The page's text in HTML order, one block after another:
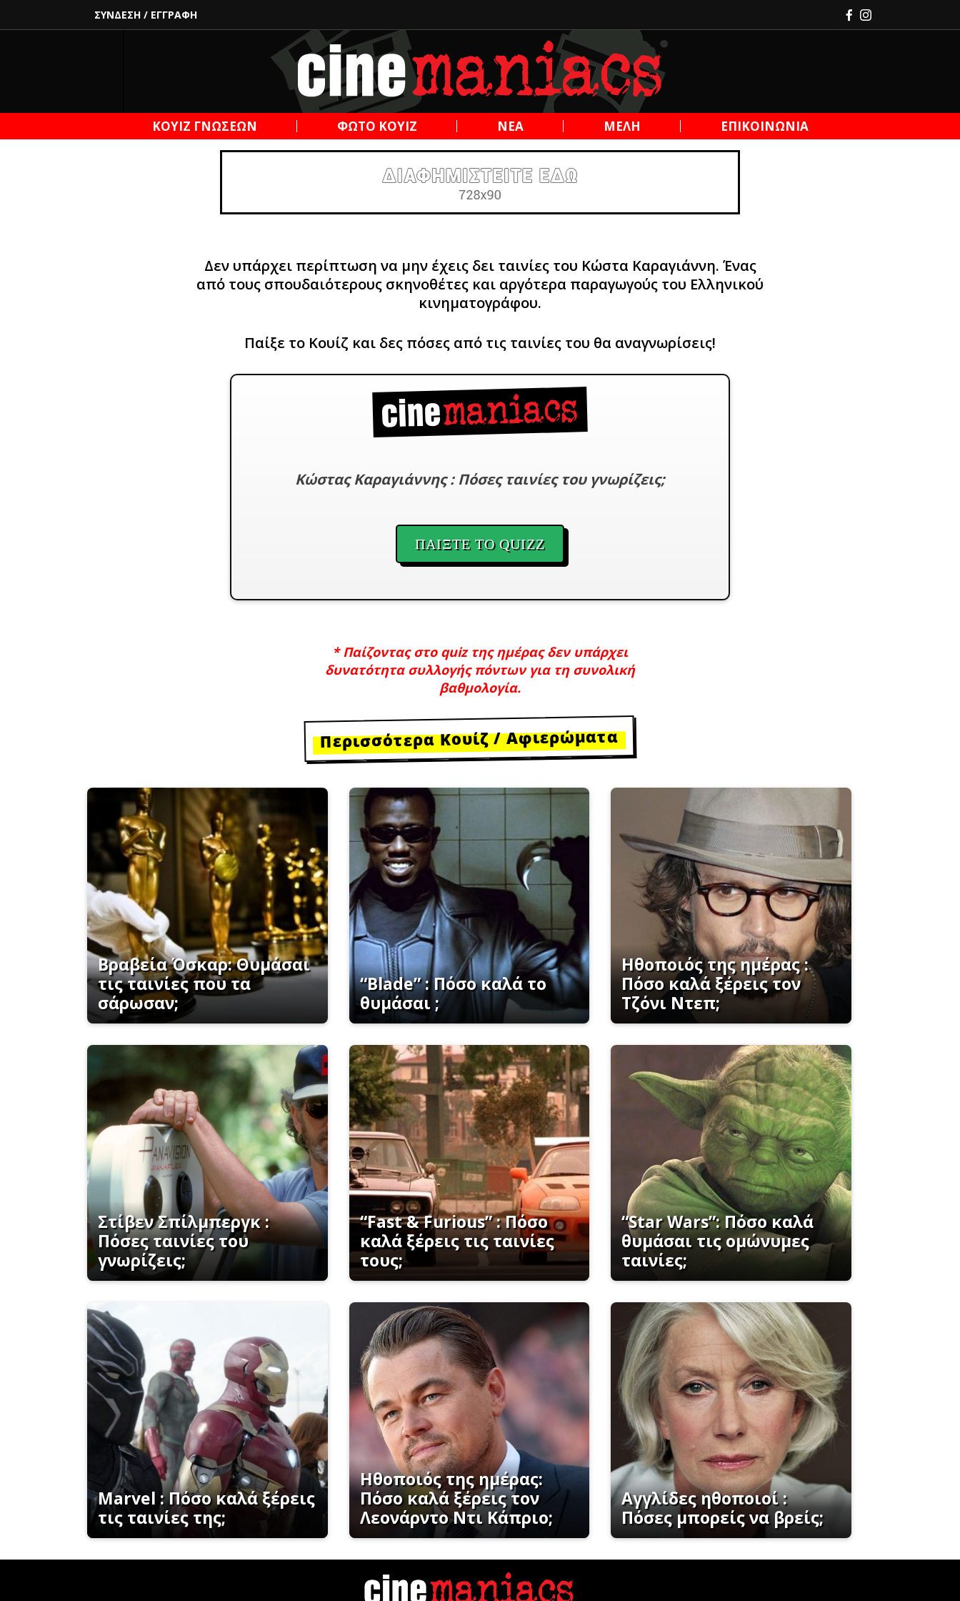
ΣΥΝΔΕΣΗ / ΕΓΓΡΑΦΗ
ΚΟΥΙΖ ΓΝΩΣΕΩΝ ΦΩΤΟ ΚΟΥΙΖ ΝΕΑ ΜΕΛΗ ΕΠΙΚΟΙΝΩΝΙΑ
Δεν υπάρχει περίπτωση να μην έχεις δει ταινίες του Κώστα Καραγιάννη. Ένας
από τους σπουδαιότερους σκηνοθέτες και αργότερα παραγωγούς του Ελληνικού
κινηματογράφου.
Παίξε το Κουίζ και δες πόσες από τις ταινίες του θα αναγνωρίσεις!
Κώστας Καραγιάννης : Πόσες ταινίες του γνωρίζεις;
ΠΑΙΞΤΕ ΤΟ QUIZZ
* Παίζοντας στο quiz της ημέρας δεν υπάρχει
δυνατότητα συλλογής πόντων για τη συνολική
βαθμολογία.
Περισσότερα Κουίζ / Αφιερώματα
Βραβεία Όσκαρ: Θυμάσαι
τις ταινίες που τα
σάρωσαν;
“Blade” : Πόσο καλά το
θυμάσαι ;
Ηθοποιός της ημέρας :
Πόσο καλά ξέρεις τον
Τζόνι Ντεπ;
Στίβεν Σπίλμπεργκ :
Πόσες ταινίες του
γνωρίζεις;
“Fast & Furious” : Πόσο
καλά ξέρεις τις ταινίες
τους;
“Star Wars”: Πόσο καλά
θυμάσαι τις ομώνυμες
ταινίες;
Marvel : Πόσο καλά ξέρεις
τις ταινίες της;
Ηθοποιός της ημέρας:
Πόσο καλά ξέρεις τον
Λεονάρντο Ντι Κάπριο;
Αγγλίδες ηθοποιοί :
Πόσες μπορείς να βρείς;